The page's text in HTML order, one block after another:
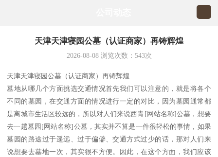
天津天津寝园公墓（认证商家）再铸辉煌
2026-08-08浏览次数： 543次
天津天津寝园公墓（认证商家）再铸辉煌
墓地从哪几个方面挑选交通情况首先我们可以注意的，就是将各个
不同的墓园，在交通方面的情况进行一定的对比，因为墓园通常都
是离城市生活区较远的，所以对人们来说西青[网站名称]公墓，想要
去一趟墓园[网站名称]公墓，其实并不算是一件很轻松的事情，如果
墓园的路途过于遥远、过于偏僻、交通方式过少的话，那对人们来
说想要去墓地一次，其实很不方便。因此，在这个方面，我们应该